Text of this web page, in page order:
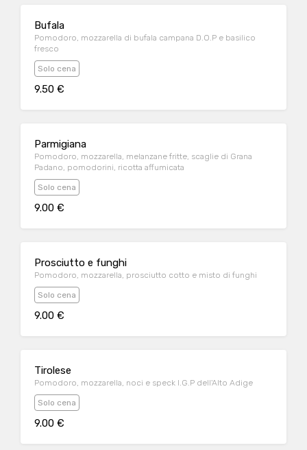
Bufala
Pomodoro, mozzarella di bufala campana D.O.P e basilico
fresco
Solo cena
9.50 €
Parmigiana
Pomodoro, mozzarella, melanzane fritte, scaglie di Grana
Padano, pomodorini, ricotta affumicata
Solo cena
9.00 €
Prosciutto e funghi
Pomodoro, mozzarella, prosciutto cotto e misto di funghi
Solo cena
9.00 €
Tirolese
Pomodoro, mozzarella, noci e speck I.G.P dell'Alto Adige
Solo cena
9.00 €